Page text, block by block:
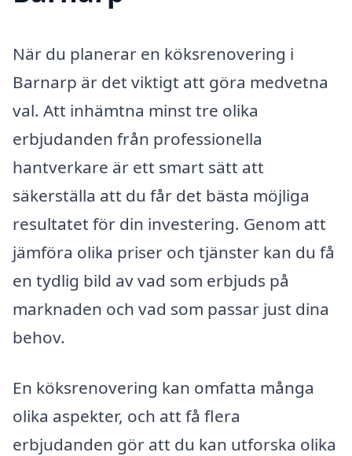
När du planerar en köksrenovering i
Barnarp är det viktigt att göra medvetna
val. Att inhämtna minst tre olika
erbjudanden från professionella
hantverkare är ett smart sätt att
säkerställa att du får det bästa möjliga
resultatet för din investering. Genom att
jämföra olika priser och tjänster kan du få
en tydlig bild av vad som erbjuds på
marknaden och vad som passar just dina
behov.
En köksrenovering kan omfatta många
olika aspekter, och att få flera
erbjudanden gör att du kan utforska olika